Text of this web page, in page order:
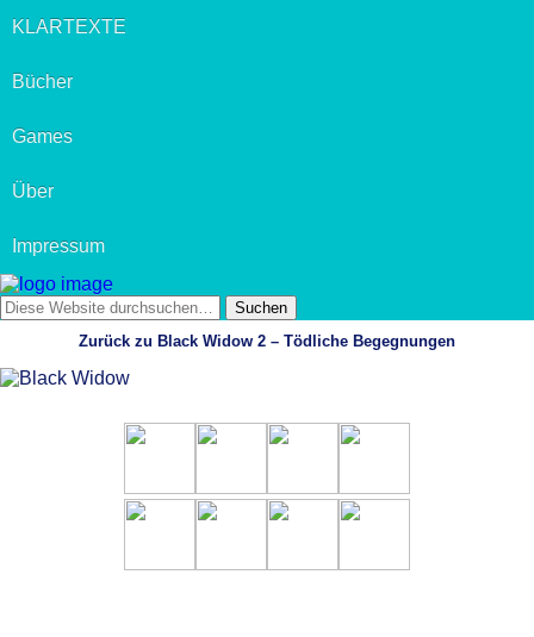
KLARTEXTE
Bücher
Games
Über
Impressum
Zurück zu Black Widow 2 – Tödliche Begegnungen